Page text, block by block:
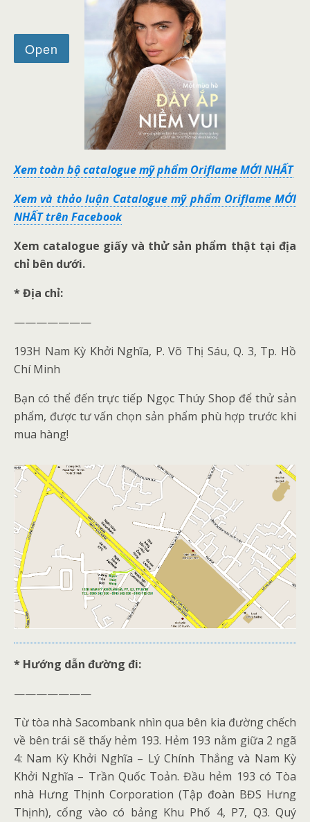
Xem toàn bộ catalogue mỹ phẩm Oriflame MỚI NHẤT
Xem và thảo luận Catalogue mỹ phẩm Oriflame MỚI
NHẤT trên Facebook
Xem catalogue giấy và thử sản phẩm thật tại địa
chỉ bên dưới.
* Địa chỉ:
———————
193H Nam Kỳ Khởi Nghĩa, P. Võ Thị Sáu, Q. 3, Tp. Hồ
Chí Minh
Bạn có thể đến trực tiếp Ngọc Thúy Shop để thử sản
phẩm, được tư vấn chọn sản phẩm phù hợp trước khi
mua hàng!
* Hướng dẫn đường đi:
———————
Từ tòa nhà Sacombank nhìn qua bên kia đường chếch
về bên trái sẽ thấy hẻm 193. Hẻm 193 nằm giữa 2 ngã
4: Nam Kỳ Khởi Nghĩa – Lý Chính Thắng và Nam Kỳ
Khởi Nghĩa – Trần Quốc Toản. Đầu hẻm 193 có Tòa
nhà Hưng Thịnh Corporation (Tập đoàn BĐS Hưng
Thịnh), cổng vào có bảng Khu Phố 4, P7, Q3. Quý